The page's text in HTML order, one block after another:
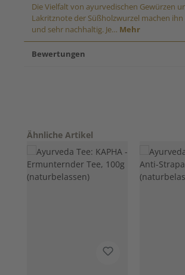
Die Vielfalt von ayurvedischen Gewürzen
Lakritznote der Süßholzwurzel machen
und sehr nachhaltig. Je… Mehr
Bewertungen
Produktgalerie überspringen
Ähnliche Artikel